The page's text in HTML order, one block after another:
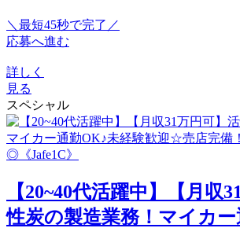
＼最短45秒で完了／
応募へ進む
詳しく
見る
スペシャル
【20~40代活躍中】【月収
性炭の製造業務！マイカ